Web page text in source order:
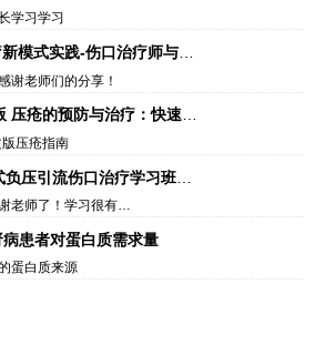
学习学习
式实践-伤口治疗师与伤口专科
谢老师们的分享！
治疗：快速参考指南 – 中文版、英文版、芬兰语版、葡萄牙语版
压疮指南
引流伤口治疗学习班课件资料免费下载
老师了！学习很有…
患者对蛋白质需求量
蛋白质来源